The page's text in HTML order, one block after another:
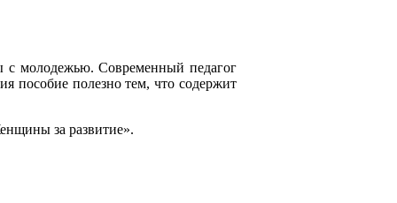
с молодежью. Современный педагог
пособие полезно тем, что содержит
за развитие».